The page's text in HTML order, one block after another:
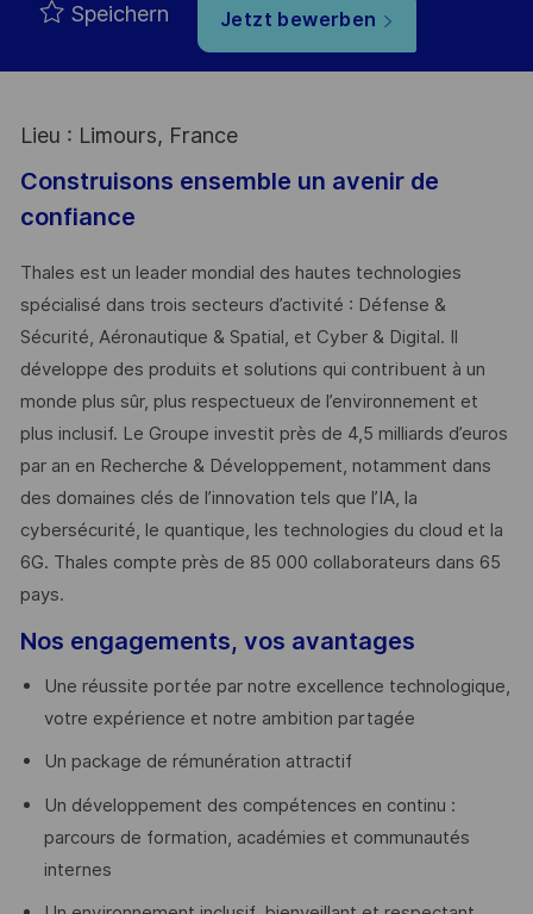
Speichern Jetzt bewerben
Lieu : Limours, France
Construisons ensemble un avenir de
confiance
Thales est un leader mondial des hautes technologies
spécialisé dans trois secteurs d’activité : Défense &
Sécurité, Aéronautique & Spatial, et Cyber & Digital. Il
développe des produits et solutions qui contribuent à un
monde plus sûr, plus respectueux de l’environnement et
plus inclusif. Le Groupe investit près de 4,5 milliards d’euros
par an en Recherche & Développement, notamment dans
des domaines clés de l’innovation tels que l’IA, la
cybersécurité, le quantique, les technologies du cloud et la
6G. Thales compte près de 85 000 collaborateurs dans 65
pays. ​
Nos engagements, vos avantages
Une réussite portée par notre excellence technologique,
votre expérience et notre ambition partagée
Un package de rémunération attractif
Un développement des compétences en continu :
parcours de formation, académies et communautés
internes